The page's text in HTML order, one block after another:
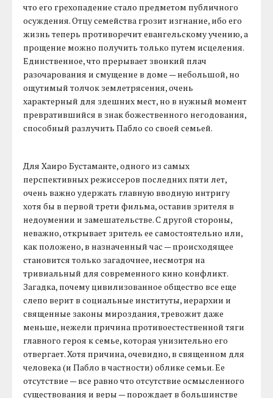
что его грехопадение стало предметом публичного
осуждения. Отцу семейства грозит изгнание, ибо его
жизнь теперь противоречит евангельскому учению, а
прощение можно получить только путем исцеления.
Единственное, что прерывает звонкий плач
разочарования и смущение в доме — небольшой, но
ощутимый толчок землетрясения, очень
характерный для здешних мест, но в нужный момент
превратившийся в знак божественного негодования,
способный разлучить Пабло со своей семьей.
Для Хаиро Бустаманте, одного из самых
перспективных режиссеров последних пяти лет,
очень важно удержать главную вводную интригу
хотя бы в первой трети фильма, оставив зрителя в
недоумении и замешательстве. С другой стороны,
неважно, открывает зритель ее самостоятельно или,
как положено, в назначенный час — происходящее
становится только загадочнее, несмотря на
тривиальный для современного кино конфликт.
Загадка, почему цивилизованное общество все еще
слепо верит в социальные институты, иерархии и
священные законы мироздания, тревожит даже
меньше, нежели причина противоестественной тяги
главного героя к семье, которая унизительно его
отвергает. Хотя причина, очевидно, в священном для
человека (и Пабло в частности) облике семьи. Ее
отсутствие — все равно что отсутствие осмысленного
существования и веры — порождает в большинстве